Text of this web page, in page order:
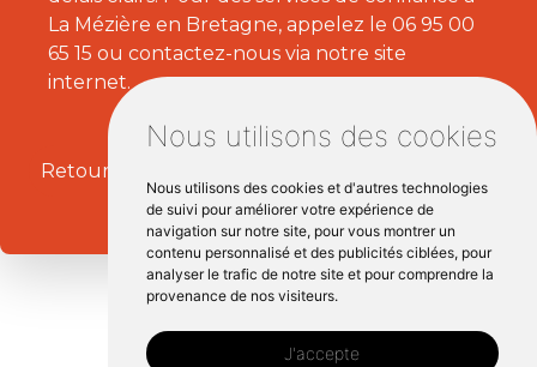
Nous utilisons des cookies
Nous utilisons des cookies et d'autres technologies
de suivi pour améliorer votre expérience de
navigation sur notre site, pour vous montrer un
contenu personnalisé et des publicités ciblées, pour
analyser le trafic de notre site et pour comprendre la
provenance de nos visiteurs.
J'accepte
La Mézière en Bretagne, appelez le 06 95 00
65 15 ou contactez-nous via notre site
internet.
Retourner vers plombierbreizhdepannage.fr